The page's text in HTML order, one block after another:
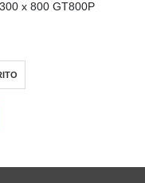
x 800 GT800P